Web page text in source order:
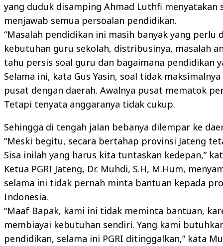
yang duduk disamping Ahmad Luthfi
menjawab semua persoalan pendidikan.
“Masalah pendidikan ini masih banyak yang
kebutuhan guru sekolah, distribusinya, masalah
tahu persis soal guru dan bagaimana pendidikan
Selama ini, kata Gus Yasin, soal tidak
pusat dengan daerah. Awalnya pusat mematok
Tetapi tenyata anggaranya tidak cukup.
Sehingga di tengah jalan bebanya dilempar ke
“Meski begitu, secara bertahap provinsi Jateng
Sisa inilah yang harus kita tuntaskan kedepan,”
Ketua PGRI Jateng, Dr. Muhdi, S.H, M.Hum,
selama ini tidak pernah minta bantuan kepada
Indonesia.
“Maaf Bapak, kami ini tidak meminta bantuan,
membiayai kebutuhan sendiri. Yang kami
pendidikan, selama ini PGRI ditinggalkan,” kata